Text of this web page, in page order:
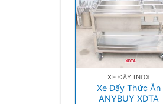
XE ĐẨY INOX
Xe Đẩy Thức Ăn
ANYBUY XDTA